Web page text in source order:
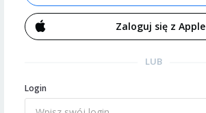
Zaloguj się z Apple
LUB
Login